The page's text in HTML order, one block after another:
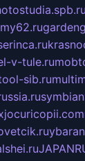
v-tule.ru
sib.ru